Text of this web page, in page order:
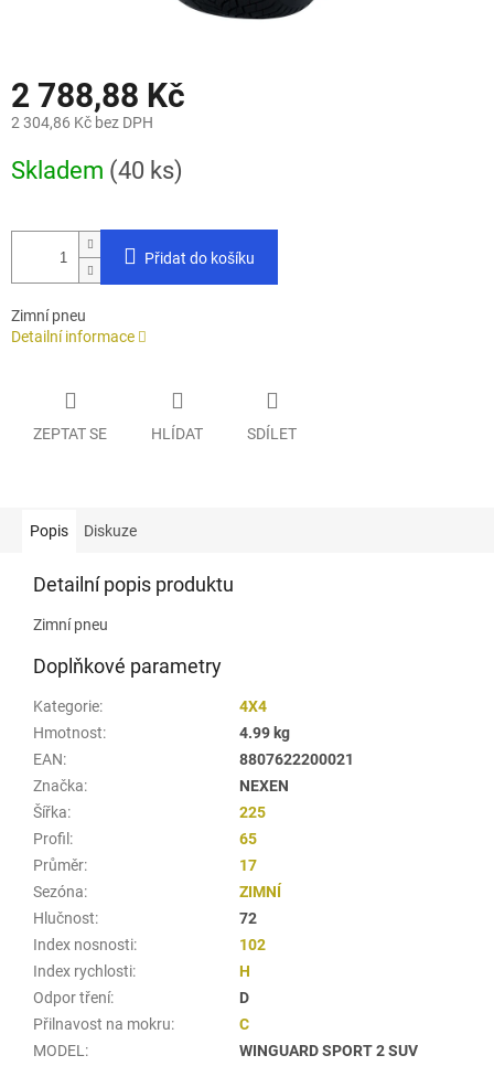
2 788,88 Kč
2 304,86 Kč bez DPH
cena:
Skladem (40 ks)
Přidat do košíku
Zimní pneu
Detailní informace
ZEPTAT SE HLÍDAT SDÍLET
Popis Diskuze
Detailní popis produktu
Zimní pneu
Doplňkové parametry
Kategorie:
4X4
Hmotnost:
4.99 kg
EAN:
8807622200021
Značka:
NEXEN
Šířka:
225
Profil :
65
Průměr:
17
Sezóna:
ZIMNÍ
Hlučnost:
72
Index nosnosti:
102
Index rychlosti:
H
Odpor tření:
D
Přilnavost na mokru:
C
MODEL :
WINGUARD SPORT 2 SUV